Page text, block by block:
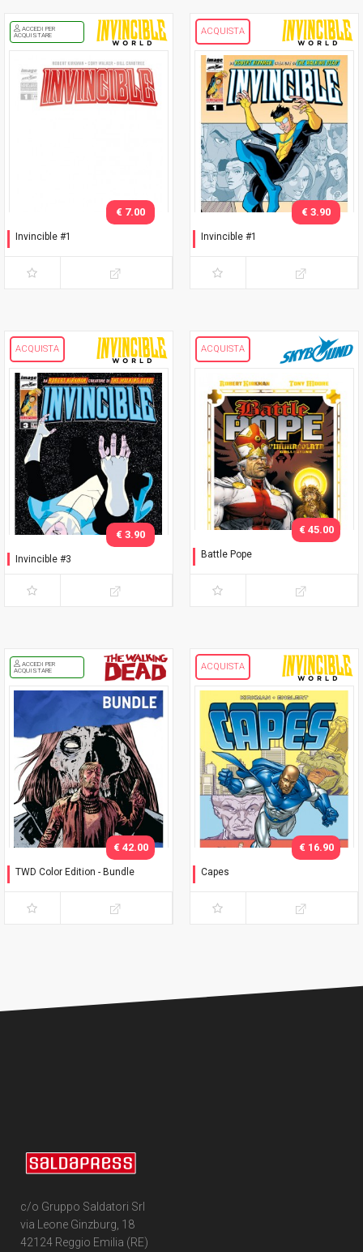
ACCEDI PER
ACQUISTARE
Invincible #1
Rosso
€ 7.00
ACQUISTA
Invincible #1
€ 3.90
ACQUISTA
Invincible #3
€ 3.90
ACQUISTA
Battle Pope
€ 45.00
ACCEDI PER
ACQUISTARE
TWD Color Edition - Bundle
€ 42.00
ACQUISTA
Capes
€ 16.90
c/o Gruppo Saldatori Srl
via Leone Ginzburg, 18
42124 Reggio Emilia (RE)